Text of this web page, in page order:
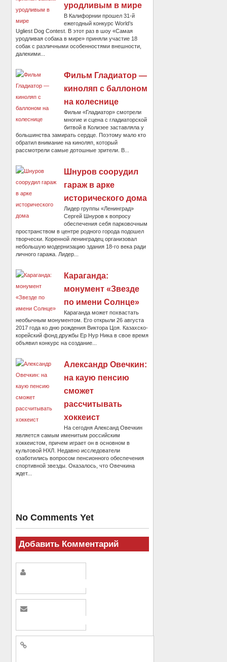
уродливым в мире
В Калифорнии прошел 31-й
ежегодный конкурс World’s
Ugliest Dog Contest. В этот раз в шоу «Самая
уродливая собака в мире» приняли участие 18
собак с различными особенностями внешности,
далекими...
Фильм Гладиатор —
киноляп с баллоном
на колеснице
Фильм «Гладиатор» смотрели
многие и сцена с гладиаторской
битвой в Колизее заставляла у
большинства замирать сердце. Поэтому мало кто
обратил внимание на киноляп, который
рассмотрели самые дотошные зрители. В...
Шнуров соорудил
гараж в арке
исторического дома
Лидер группы «Ленинград»
Сергей Шнуров к вопросу
обеспечения себя парковочным
пространством в центре родного города подошел
творчески. Коренной ленинградец организовал
небольшую модернизацию здания 18-го века ради
личного гаража. Лидер...
Караганда:
монумент «Звезде
по имени Солнце»
Караганда может похвастать
необычным монументом. Его открыли 26 августа
2017 года ко дню рождения Виктора Цоя. Казахско-
корейский фонд дружбы Ер Нур Ника в свое время
объявил конкурс на создание...
Александр Овечкин:
на каую пенсию
сможет
рассчитывать
хоккеист
На сегодня Александ Овечкин
является самым именитым российским
хоккеистом, причем играет он в основном в
культовой НХЛ. Недавно исследователи
озаботились вопросом пенсионного обеспечения
спортивной звезды. Оказалось, что Овечкина
ждет...
No Comments Yet
Добавить Комментарий